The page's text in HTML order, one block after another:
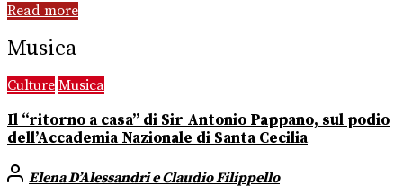
Read more
Musica
Culture Musica
Il “ritorno a casa” di Sir Antonio Pappano, sul podio
dell’Accademia Nazionale di Santa Cecilia
Elena D’Alessandri e Claudio Filippello